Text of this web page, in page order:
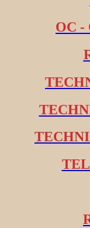
OC -